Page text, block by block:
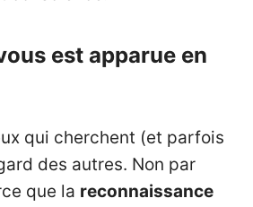
est apparue en
qui cherchent (et parfois
des autres. Non par
que la reconnaissance